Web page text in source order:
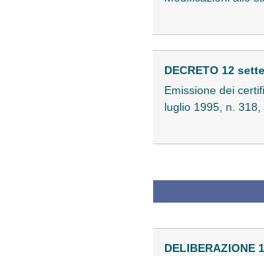
DECRETO 12
Emissione dei
luglio 1995, n.
DELIBERAZIONE